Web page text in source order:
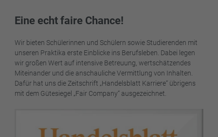
Eine echt faire Chance!
Wir bieten Schülerinnen und Schülern sowie Studierenden mit
unseren Praktika erste Einblicke ins Berufsleben. Dabei legen
wir großen Wert auf intensive Betreuung, wertschätzendes
Miteinander und die anschauliche Vermittlung von Inhalten.
Dafür hat uns die Zeitschrift „Handelsblatt Karriere“ übrigens
mit dem Gütesiegel „Fair Company“ ausgezeichnet.